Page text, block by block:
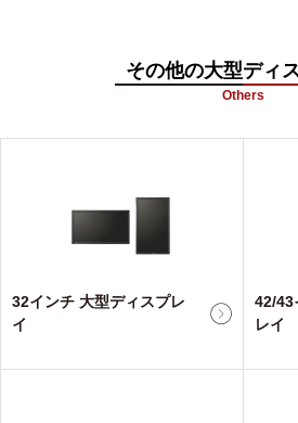
その他の大型ディ
Others
32インチ 大型ディスプレ
イ
42/43
レイ